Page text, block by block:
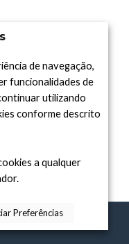
de navegação,
funcionalidades de
utilizando
conforme descrito
a qualquer
Preferências